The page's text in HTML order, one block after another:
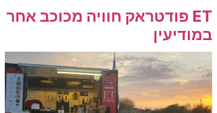
ET פודטראק חוויה מכוכב אחר
במודיעין